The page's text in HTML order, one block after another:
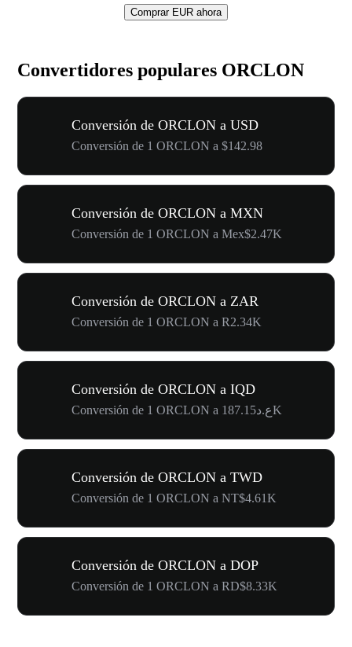
Comprar EUR ahora
Convertidores populares ORCLON
Conversión de ORCLON a USD
Conversión de 1 ORCLON a $142.98
Conversión de ORCLON a MXN
Conversión de 1 ORCLON a Mex$2.47K
Conversión de ORCLON a ZAR
Conversión de 1 ORCLON a R2.34K
Conversión de ORCLON a IQD
Conversión de 1 ORCLON a ع.د187.15K
Conversión de ORCLON a TWD
Conversión de 1 ORCLON a NT$4.61K
Conversión de ORCLON a DOP
Conversión de 1 ORCLON a RD$8.33K